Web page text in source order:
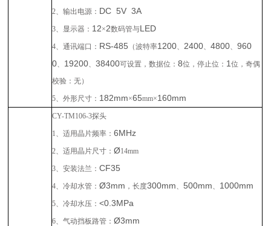
2、输出电源： DC 5V 3A
3、显示器： 12×2数码管与LED
4、通讯端口： RS-485 （波特率1200、2400、4800、960
0、 19200、38400可设置，数据位 ：8位，停止位 ： 1位，奇偶
校验 ：无）
5、外形尺寸： 182mm×65mm×160mm
CY-TM106-3探头
1、适用晶片频率：6MHz
2、适用晶片尺寸：Ø14mm
3、安装法兰：CF35
4、冷却水管：Ø3mm ，长度300mm、500mm、 1000mm
5、冷却水压：<0.3MPa
6、气动挡板路管：Ø3mm